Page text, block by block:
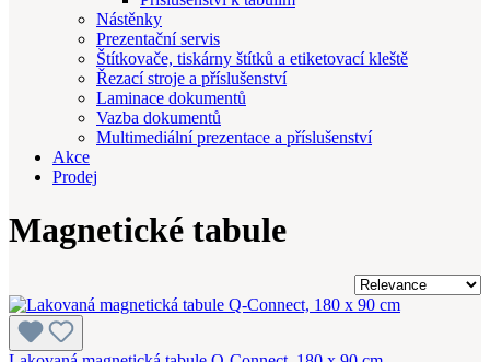
Nástěnky
Prezentační servis
Štítkovače, tiskárny štítků a etiketovací kleště
Řezací stroje a příslušenství
Laminace dokumentů
Vazba dokumentů
Multimediální prezentace a příslušenství
Akce
Prodej
Magnetické tabule